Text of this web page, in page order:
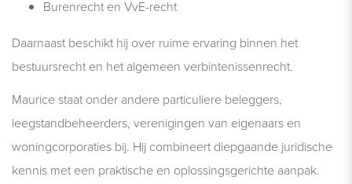
Burenrecht en VvE-recht
Daarnaast beschikt hij over ruime ervaring binnen het
bestuursrecht en het algemeen verbintenissenrecht.
Maurice staat onder andere particuliere beleggers,
leegstandbeheerders, verenigingen van eigenaars en
woningcorporaties bij. Hij combineert diepgaande juridische
kennis met een praktische en oplossingsgerichte aanpak.